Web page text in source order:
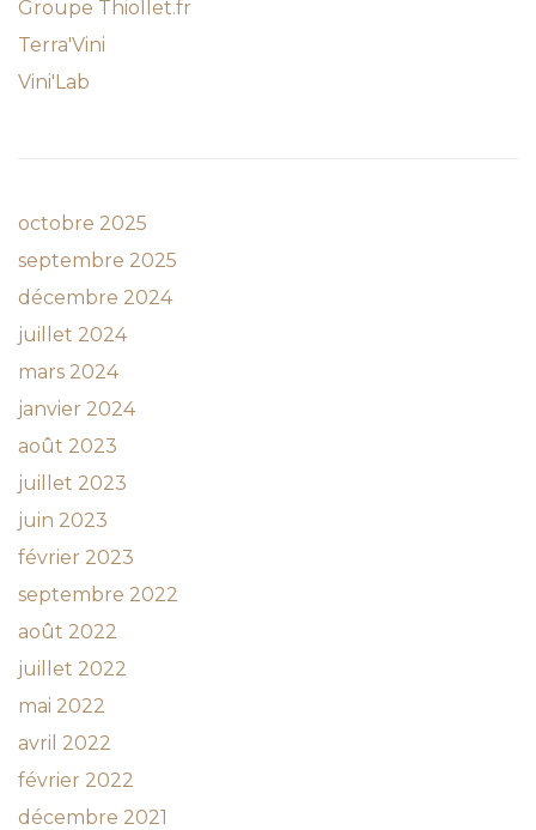
Groupe Thiollet.fr
Terra'Vini
Vini'Lab
octobre 2025
septembre 2025
décembre 2024
juillet 2024
mars 2024
janvier 2024
août 2023
juillet 2023
juin 2023
février 2023
septembre 2022
août 2022
juillet 2022
mai 2022
avril 2022
février 2022
décembre 2021